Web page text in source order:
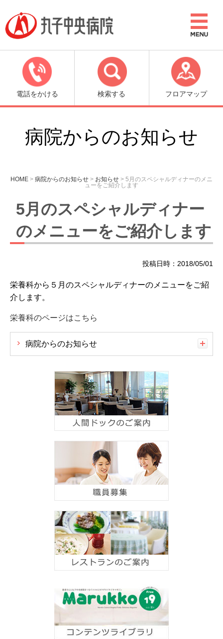
電話をかける 検索する フロアマップ
病院からのお知らせ
HOME > 病院からのお知らせ > お知らせ > 5月のスペシャルディナーのメニ
ューをご紹介します
5月のスペシャルディナー
のメニューをご紹介します
投稿日時：2018/05/01
栄養科から５月のスペシャルディナーのメニューをご紹
介します。
栄養科のページはこちら
病院からのお知らせ